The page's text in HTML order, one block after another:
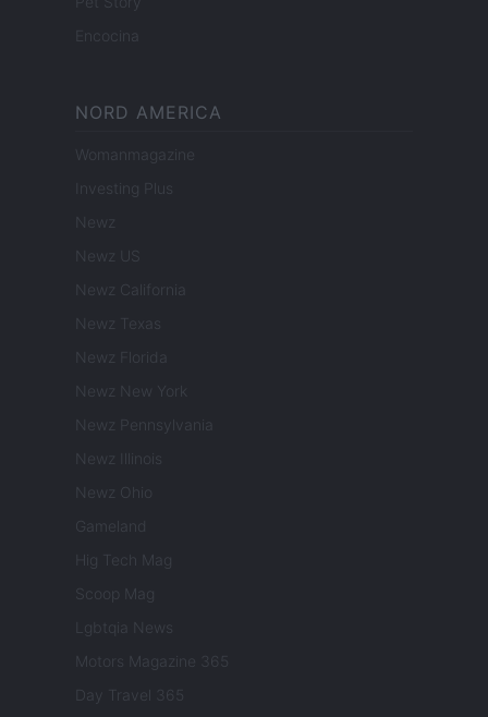
Encocina
NORD AMERICA
Womanmagazine
Investing Plus
Newz
Newz US
Newz California
Newz Texas
Newz Florida
Newz New York
Newz Pennsylvania
Newz Illinois
Newz Ohio
Gameland
Hig Tech Mag
Scoop Mag
Lgbtqia News
Motors Magazine 365
Day Travel 365